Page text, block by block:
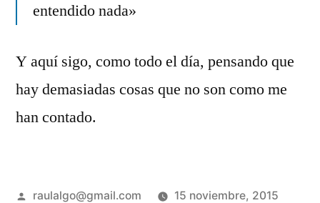
entendido nada»
Y aquí sigo, como todo el día, pensando que
hay demasiadas cosas que no son como me
han contado.
Publicado
raulalgo@gmail.com
15 noviembre, 2015